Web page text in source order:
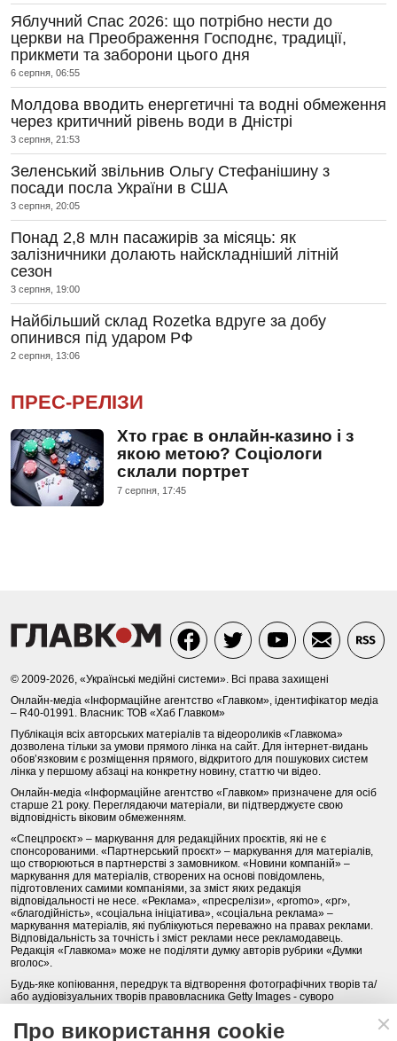
Яблучний Спас 2026: що потрібно нести до
церкви на Преображення Господнє, традиції,
прикмети та заборони цього дня
6 серпня, 06:55
Молдова вводить енергетичні та водні обмеження
через критичний рівень води в Дністрі
3 серпня, 21:53
Зеленський звільнив Ольгу Стефанішину з
посади посла України в США
3 серпня, 20:05
Понад 2,8 млн пасажирів за місяць: як
залізничники долають найскладніший літній
сезон
3 серпня, 19:00
Найбільший склад Rozetka вдруге за добу
опинився під ударом РФ
2 серпня, 13:06
ПРЕС-РЕЛІЗИ
Хто грає в онлайн-казино і з
якою метою? Соціологи
склали портрет
7 серпня, 17:45
© 2009-2026, «Українські медійні системи». Всі права захищені
Онлайн-медіа «Інформаційне агентство «Главком», ідентифікатор медіа
– R40-01991. Власник: ТОВ «Хаб Главком»
Публікація всіх авторських матеріалів та відеороликів «Главкома»
дозволена тільки за умови прямого лінка на сайт. Для інтернет-видань
обов’язковим є розміщення прямого, відкритого для пошукових систем
лінка у першому абзаці на конкретну новину, статтю чи відео.
Онлайн-медіа «Інформаційне агентство «Главком» призначене для осіб
старше 21 року. Переглядаючи матеріали, ви підтверджуєте свою
відповідність віковим обмеженням.
«Спецпроєкт» – маркування для редакційних проєктів, які не є
спонсорованими. «Партнерський проєкт» – маркування для матеріалів,
що створюються в партнерстві з замовником. «Новини компаній» –
маркування для матеріалів, створених на основі повідомлень,
підготовлених самими компаніями, за зміст яких редакція
відповідальності не несе. «Реклама», «пресрелізи», «promo», «pr»,
«благодійність», «соціальна ініціатива», «соціальна реклама» –
маркування матеріалів, які публікуються переважно на правах реклами.
Відповідальність за точність і зміст реклами несе рекламодавець.
Редакція «Главкома» може не поділяти думку авторів рубрики «Думки
вголос».
Будь-яке копіювання, передрук та відтворення фотографічних творів та/
або аудіовізуальних творів правовласника Getty Images - суворо
Політика конфіденційності (Privacy Policy). Правила сайту
Про використання cookie